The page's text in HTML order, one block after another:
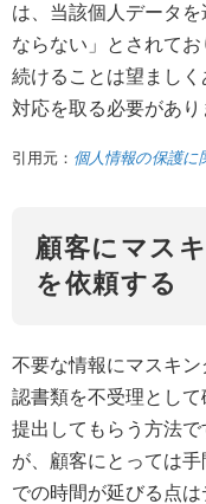
は、当該個人データ
ならない」とされて
続けることは望まし
対応を取る必要があり
引用元： 個人情報の保護に
顧客にマス
を依頼する
不要な情報にマスキ
認書類を不受理とし
提出してもらう方法
が、顧客にとっては
での時間が延びる点